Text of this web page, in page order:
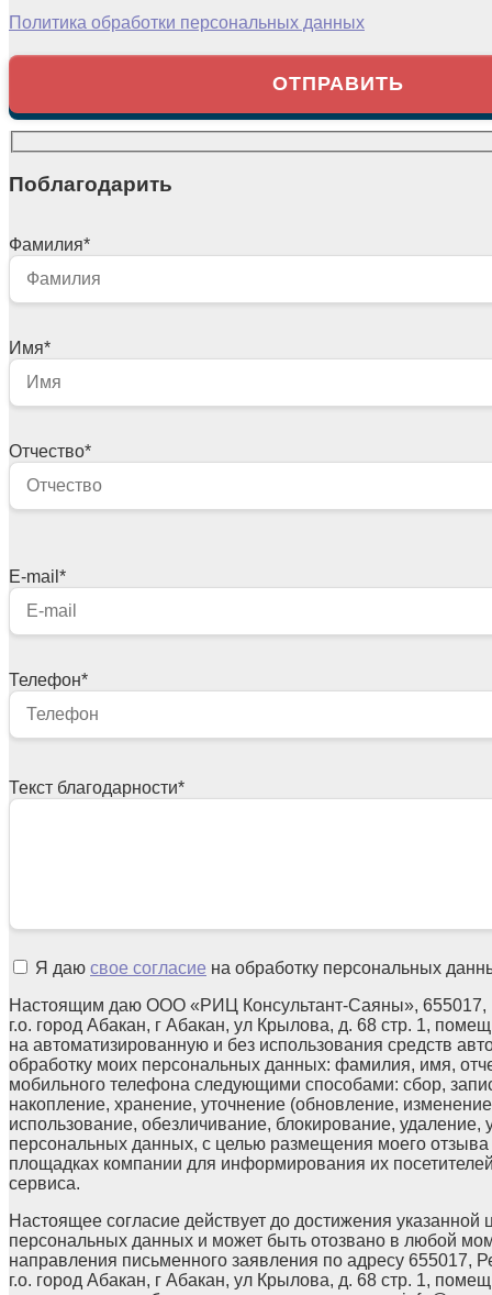
Политика обработки персональных данных
Поблагодарить
Фамилия*
Имя*
Отчество*
E-mail *
Телефон*
Текст благодарности*
Я даю свое согласие на обработку персональных
Настоящим даю ООО «РИЦ Консультант-Саяны», 655017,
г.о. город Абакан, г Абакан, ул Крылова, д. 68 стр. 1,
на автоматизированную и без использования средств
обработку моих персональных данных: фамилия, имя,
мобильного телефона следующими способами: сбор,
накопление, хранение, уточнение (обновление,
использование, обезличивание, блокирование, удаление,
персональных данных, с целью размещения моего
площадках компании для информирования их
сервиса.
Настоящее согласие действует до достижения указанной
персональных данных и может быть отозвано в любой
направления письменного заявления по адресу 655017,
г.о. город Абакан, г Абакан, ул Крылова, д. 68 стр. 1,